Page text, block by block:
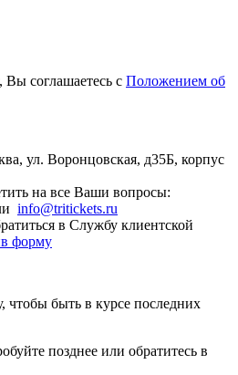
Вы соглашаетесь с Положением об
ул. Воронцовская, д35Б, корпус
на все Ваши вопросы:
info@tritickets.ru
в Службу клиентской
форму
чтобы быть в курсе последних
позднее или обратитесь в